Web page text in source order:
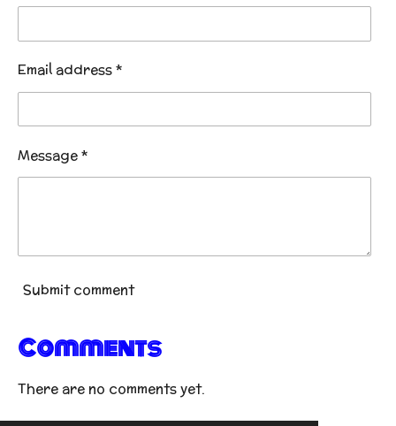
Email address *
Message *
Submit comment
Comments
There are no comments yet.